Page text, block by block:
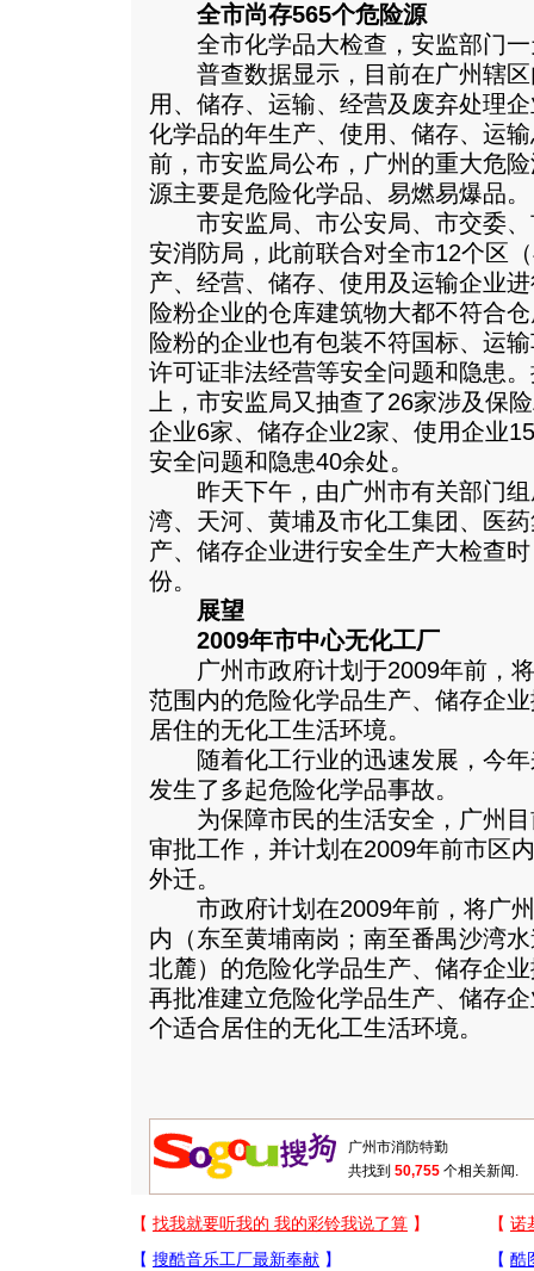
全市尚存565个危险源
全市化学品大检查，安监部门一
普查数据显示，目前在广州辖区
用、储存、运输、经营及废弃处理
化学品的年生产、使用、储存、运
前，市安监局公布，广州的重大危
源主要是危险化学品、易燃易爆品。
市安监局、市公安局、市交委、
安消防局，此前联合对全市12个区
产、经营、储存、使用及运输企业
险粉企业的仓库建筑物大都不符合
险粉的企业也有包装不符国标、运
许可证非法经营等安全问题和隐患
上，市安监局又抽查了26家涉及保
企业6家、储存企业2家、使用企业
安全问题和隐患40余处。
昨天下午，由广州市有关部门组
湾、天河、黄埔及市化工集团、医
产、储存企业进行安全生产大检查
份。
展望
2009年市中心无化工厂
广州市政府计划于2009年前，将
范围内的危险化学品生产、储存企
居住的无化工生活环境。
随着化工行业的迅速发展，今年
发生了多起危险化学品事故。
为保障市民的生活安全，广州目
审批工作，并计划在2009年前市区
外迁。
市政府计划在2009年前，将广州
内（东至黄埔南岗；南至番禺沙湾
北麓）的危险化学品生产、储存企
再批准建立危险化学品生产、储存
个适合居住的无化工生活环境。
共找到 50,755 个相关新闻.